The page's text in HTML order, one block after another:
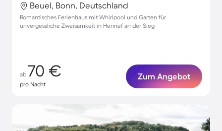
Beuel, Bonn, Deutschland
Romantisches Ferienhaus mit Whirlpool und Garten für
unvergessliche Zweisamkeit in Hennef an der Sieg
ab 70 €
pro Nacht
Zum Angebot